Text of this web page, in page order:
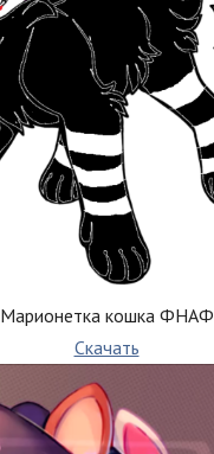
Марионетка кошка ФНАФ
Скачать